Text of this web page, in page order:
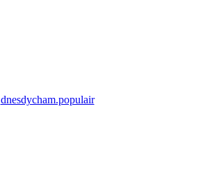
dnesdycham.populair